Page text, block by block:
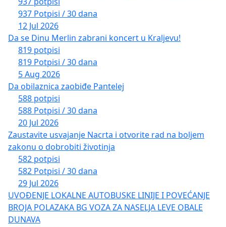
937 Potpisi / 30 dana
12 Jul 2026
Da se Dinu Merlin zabrani koncert u Kraljevu!
819 potpisi
819 Potpisi / 30 dana
5 Aug 2026
Da obilaznica zaobiđe Pantelej
588 potpisi
588 Potpisi / 30 dana
20 Jul 2026
Zaustavite usvajanje Nacrta i otvorite rad na boljem
zakonu o dobrobiti životinja
582 potpisi
582 Potpisi / 30 dana
29 Jul 2026
UVOĐENJE LOKALNE AUTOBUSKE LINIJE I POVEĆANJE
BROJA POLAZAKA BG VOZA ZA NASELJA LEVE OBALE
DUNAVA